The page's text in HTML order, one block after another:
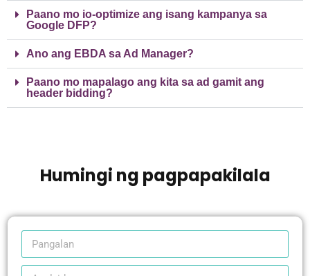
Paano mo io-optimize ang isang kampanya sa
Google DFP?
Ano ang EBDA sa Ad Manager?
Paano mo mapalago ang kita sa ad gamit ang
header bidding?
Humingi ng pagpapakilala